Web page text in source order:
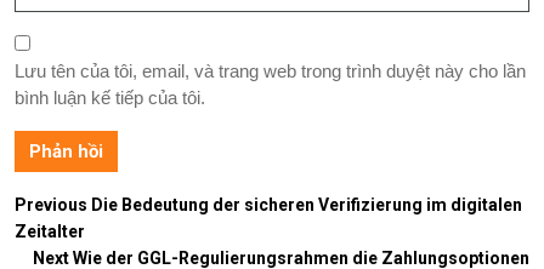
Lưu tên của tôi, email, và trang web trong trình duyệt này cho lần
bình luận kế tiếp của tôi.
Previous Die Bedeutung der sicheren Verifizierung im digitalen
Zeitalter
NextWie der GGL-Regulierungsrahmen die Zahlungsoptionen